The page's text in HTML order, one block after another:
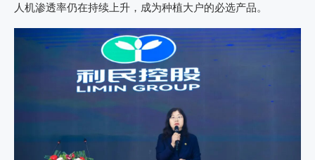
人机渗透率仍在持续上升，成为种植大户的必选产品。